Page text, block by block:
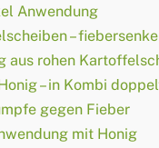
Anwendung
–
aus rohen
– in Kombi
gegen Fieber
mit Honig